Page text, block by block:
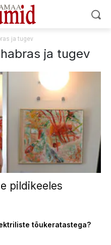
ja tugev
ja tugev
pildikeeles
tõukeratastega?